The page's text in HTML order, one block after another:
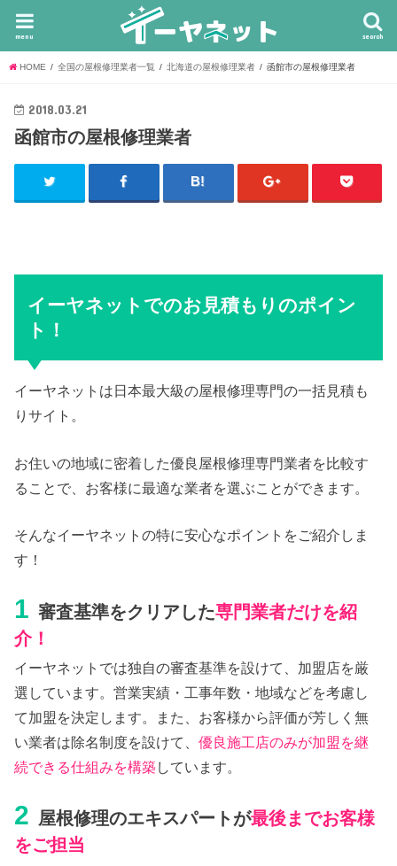
search
menu
HOME 全国の屋根修理業者一覧 北海道の屋根修理業者 函館市の屋根修理業者
2018.03.21
函館市の屋根修理業者
イーヤネットでのお見積もりのポイン
ト！
イーヤネットは日本最大級の屋根修理専門の一括見積も
りサイト。
お住いの地域に密着した優良屋根修理専門業者を比較す
ることで、お客様に最適な業者を選ぶことができます。
そんなイーヤネットの特に安心なポイントをご紹介しま
す！
1 審査基準をクリアした専門業者だけを紹
介！
イーヤネットでは独自の審査基準を設けて、加盟店を厳
選しています。営業実績・工事年数・地域などを考慮し
て加盟を決定します。また、お客様から評価が芳しく無
い業者は除名制度を設けて、優良施工店のみが加盟を継
続できる仕組みを構築しています。
2 屋根修理のエキスパートが最後までお客様
をご担当